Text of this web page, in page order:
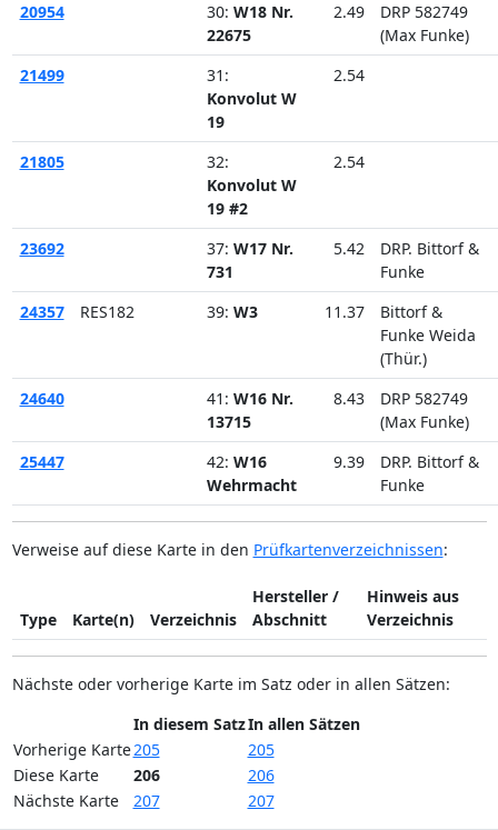
20954 30: W18 Nr.
22675
2.49
DRP 582749
(Max Funke)
21499
31:
Konvolut W
19
2.54
21805
32:
Konvolut W
19 #2
2.54
23692 37: W17 Nr.
731
5.42
DRP. Bittorf &
Funke
24357 RES182 39: W3 11.37
Bittorf &
Funke Weida
(Thür.)
24640 41: W16 Nr.
13715
8.43
DRP 582749
(Max Funke)
25447 42: W16
Wehrmacht
9.39
DRP. Bittorf &
Funke
Verweise auf diese Karte in den Prüfkartenverzeichnissen:
Type Karte(n) Verzeichnis
Hersteller /
Abschnitt
Hinweis aus
Verzeichnis
Nächste oder vorherige Karte im Satz oder in allen Sätzen:
In diesem SatzIn allen Sätzen
Vorherige Karte205
205
Diese Karte
206
206
Nächste Karte
207
207